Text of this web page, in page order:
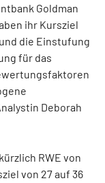
Goldman
ihr Kursziel
die Einstufung
für das
Deborah
RWE von
von 27 auf 36